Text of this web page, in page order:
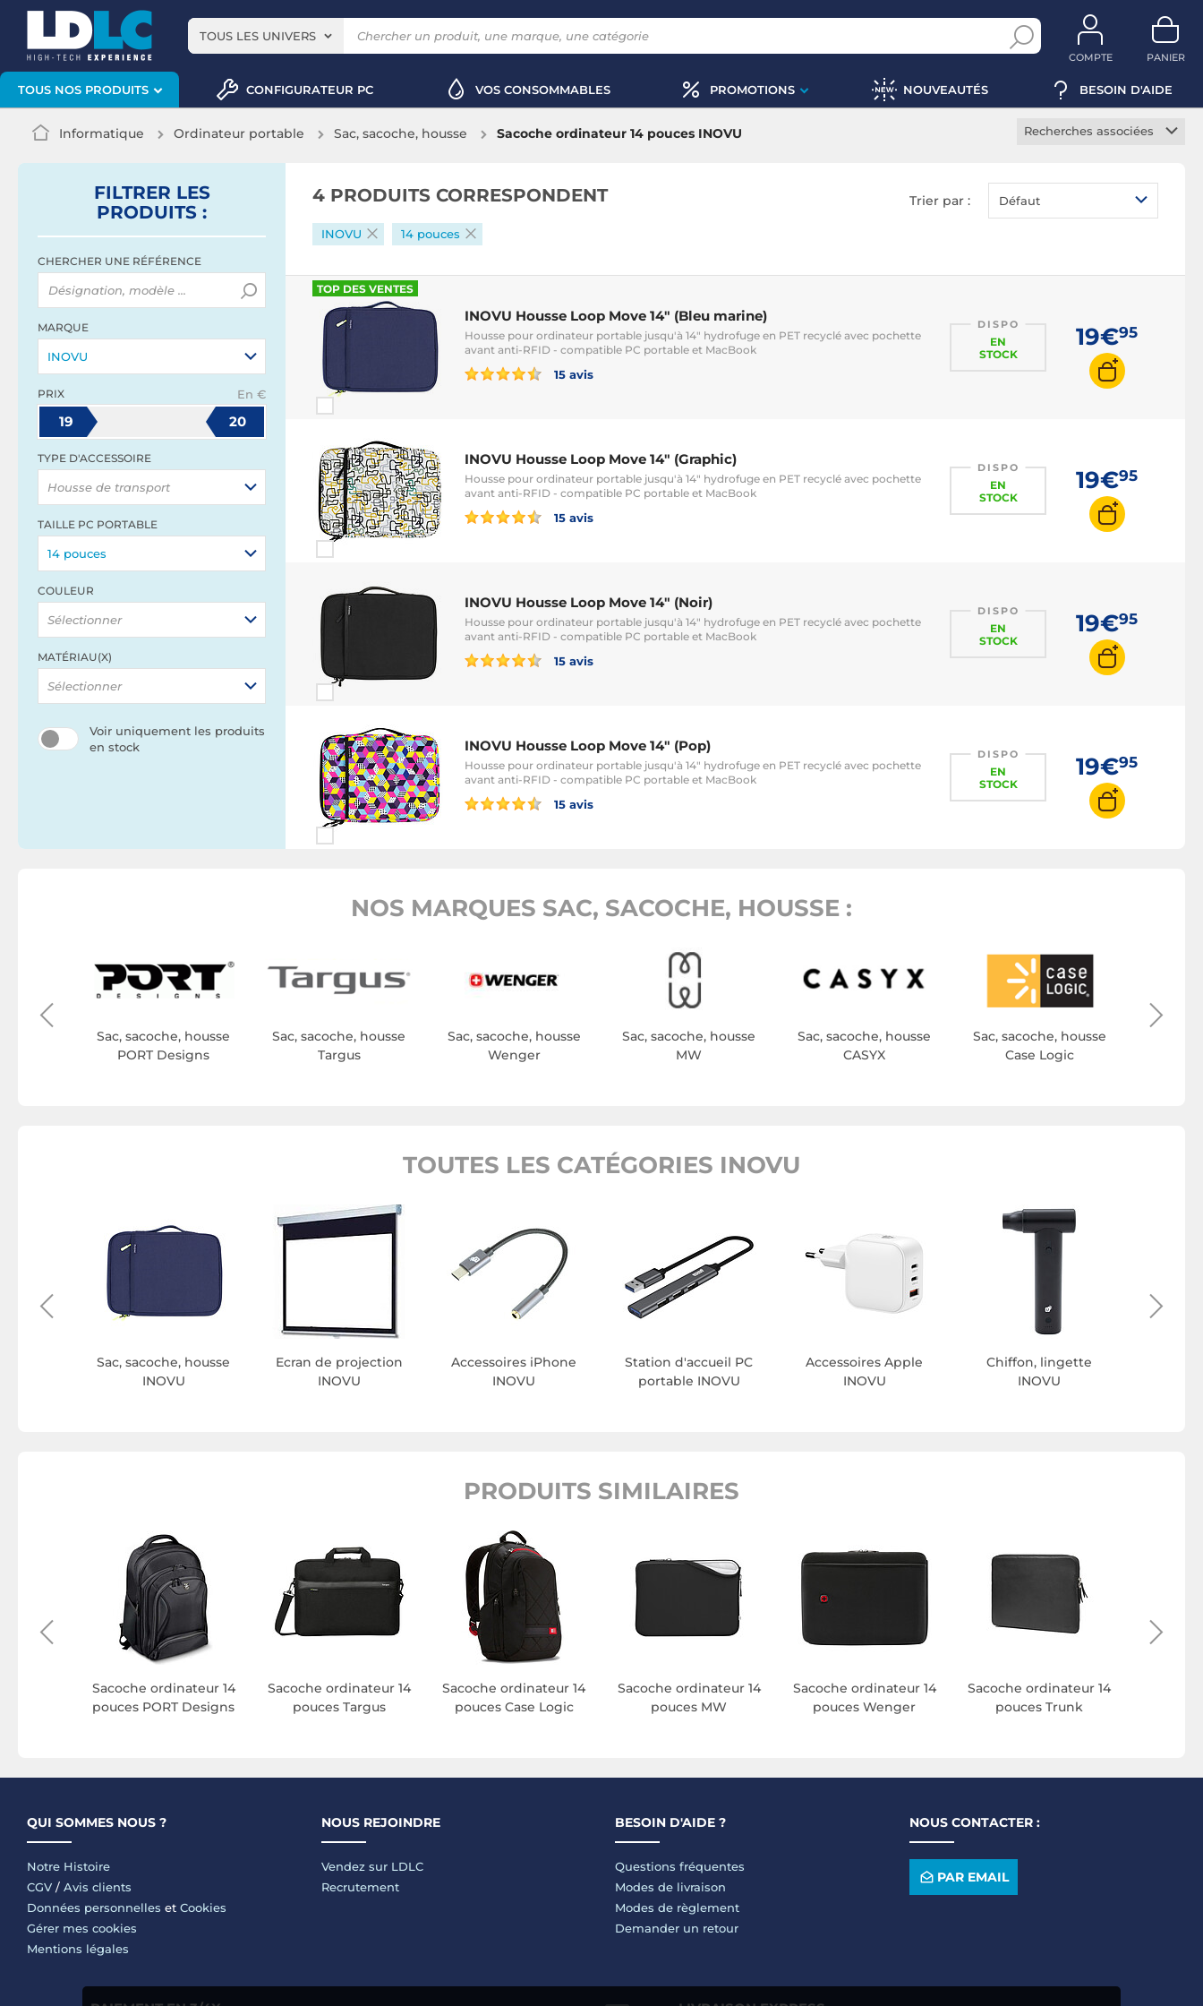
TOUS LES UNIVERS
COMPTE PANIER
TOUS NOS PRODUITS CONFIGURATEUR PC VOS CONSOMMABLES PROMOTIONS NOUVEAUTÉS BESOIN D'AIDE
Informatique Ordinateur portable Sac, sacoche, housse Sacoche ordinateur 14 pouces INOVU
Recherches associées
Housse PC portable
Sac à dos PC portable
Sacoche ordinateur 15
FILTRER LES
PRODUITS :
CHERCHER UNE RÉFÉRENCE
MARQUE
INOVU
PRIX En €
19 20
TYPE D'ACCESSOIRE
Housse de transport
TAILLE PC PORTABLE
14 pouces
COULEUR
Sélectionner
MATÉRIAU(X)
Sélectionner
Voir uniquement les produits
en stock
4 PRODUITS CORRESPONDENT Trier par : Défaut
INOVU 14 pouces
TOP DES VENTES
INOVU Housse Loop Move 14" (Bleu marine)
Housse pour ordinateur portable jusqu'à 14" hydrofuge en PET recyclé avec pochette
avant anti-RFID - compatible PC portable et MacBook
15 avis
DISPO
EN
STOCK
19€95
INOVU Housse Loop Move 14" (Graphic)
Housse pour ordinateur portable jusqu'à 14" hydrofuge en PET recyclé avec pochette
avant anti-RFID - compatible PC portable et MacBook
15 avis
DISPO
EN
STOCK
19€95
INOVU Housse Loop Move 14" (Noir)
Housse pour ordinateur portable jusqu'à 14" hydrofuge en PET recyclé avec pochette
avant anti-RFID - compatible PC portable et MacBook
15 avis
DISPO
EN
STOCK
19€95
INOVU Housse Loop Move 14" (Pop)
Housse pour ordinateur portable jusqu'à 14" hydrofuge en PET recyclé avec pochette
avant anti-RFID - compatible PC portable et MacBook
15 avis
DISPO
EN
STOCK
19€95
NOS MARQUES SAC, SACOCHE, HOUSSE :
Sac, sacoche, housse
PORT Designs
Sac, sacoche, housse
Targus
Sac, sacoche, housse
Wenger
Sac, sacoche, housse
MW
Sac, sacoche, housse
CASYX
Sac, sacoche, housse
Case Logic
TOUTES LES CATÉGORIES INOVU
Sac, sacoche, housse
INOVU
Ecran de projection
INOVU
Accessoires iPhone
INOVU
Station d'accueil PC
portable INOVU
Accessoires Apple
INOVU
Chiffon, lingette
INOVU
PRODUITS SIMILAIRES
Sacoche ordinateur 14
pouces PORT Designs
Sacoche ordinateur 14
pouces Targus
Sacoche ordinateur 14
pouces Case Logic
Sacoche ordinateur 14
pouces MW
Sacoche ordinateur 14
pouces Wenger
Sacoche ordinateur 14
pouces Trunk
QUI SOMMES NOUS ?
Notre Histoire
CGV / Avis clients
Données personnelles et Cookies
Gérer mes cookies
Mentions légales
NOUS REJOINDRE
Vendez sur LDLC
Recrutement
BESOIN D'AIDE ?
Questions fréquentes
Modes de livraison
Modes de règlement
Demander un retour
NOUS CONTACTER :
PAR EMAIL